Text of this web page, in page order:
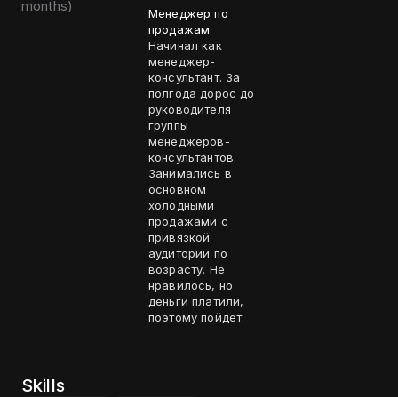
months)
Менеджер по
продажам
Начинал как
менеджер-
консультант. За
полгода дорос до
руководителя
группы
менеджеров-
консультантов.
Занимались в
основном
холодными
продажами с
привязкой
аудитории по
возрасту. Не
нравилось, но
деньги платили,
поэтому пойдет.
Skills